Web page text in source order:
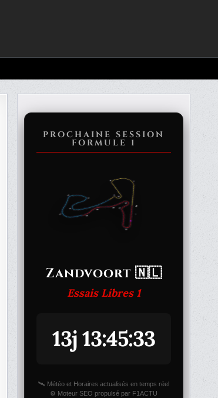
PROCHAINE SESSION
FORMULE 1
Zandvoort 🇳🇱
Essais Libres 1
13j 13:45:33
🛰️ Météo et Horaires actualisés en temps réel
⚙️ Moteur SEO propulsé par F1ACTU